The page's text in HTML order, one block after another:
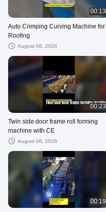
00:13
Auto Crimping Curving Machine for
Roofing
August 06, 2026
00:23
Twin side door frame roll forming
machine with CE
August 06, 2026
00:19